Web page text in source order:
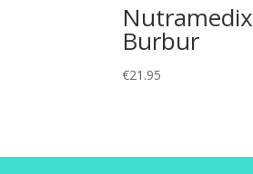
Nutramedix
Burbur
€21.95